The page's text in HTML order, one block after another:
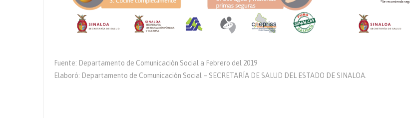
Fuente: Departamento de Comunicación Social a Febrero del 2019
Elaboró: Departamento de Comunicación Social – SECRETARÍA DE SALUD DEL ESTADO DE SINALOA.